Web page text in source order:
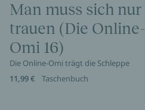
Man muss sich nur
trauen (Die Online-
Omi 16)
Die Online-Omi trägt die Schleppe
11,99 €
Taschenbuch